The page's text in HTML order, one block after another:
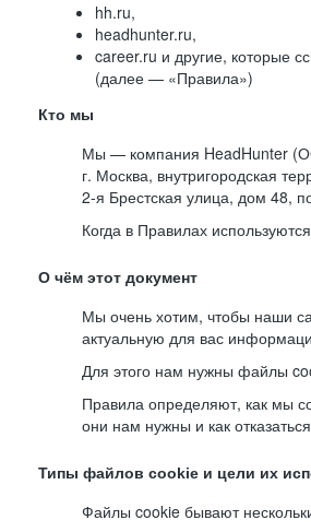
hh.ru,
headhunter.ru,
career.ru и другие, которые
(далее — «Правила»)
Кто мы
Мы — компания HeadHunter
г. Москва, внутригородская
2-я Брестская улица, дом 48,
Когда в Правилах
О чём этот документ
Мы очень хотим, чтобы наши
актуальную для вас
Для этого нам нужны файлы
Правила определяют, как мы
они нам нужны и как
Типы файлов cookie и цели их
Файлы cookie бывают